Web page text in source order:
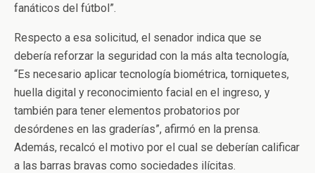
fanáticos del fútbol”.
Respecto a esa solicitud, el senador indica que se
debería reforzar la seguridad con la más alta tecnología,
“Es necesario aplicar tecnología biométrica, torniquetes,
huella digital y reconocimiento facial en el ingreso, y
también para tener elementos probatorios por
desórdenes en las graderías”, afirmó en la prensa.
Además, recalcó el motivo por el cual se deberían calificar
a las barras bravas como sociedades ilícitas.